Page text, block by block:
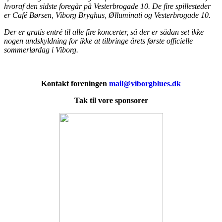
hvoraf den sidste foregår på Vesterbrogade 10. De fire spillesteder
er Café Børsen, Viborg Bryghus, Ølluminati og Vesterbrogade 10.
Der er gratis entré til alle fire koncerter, så der er sådan set ikke
nogen undskyldning for ikke at tilbringe årets første officielle
sommerlørdag i Viborg.
Kontakt foreningen mail@viborgblues.dk
Tak til vore sponsorer